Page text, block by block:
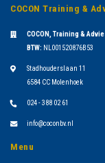
COCON Training &
COCON, Training &
BTW: NL001520876B53
Stadhouderslaan 11
6584 CC Molenhoek
024 - 388 02 61
info@coconbv.nl
Menu